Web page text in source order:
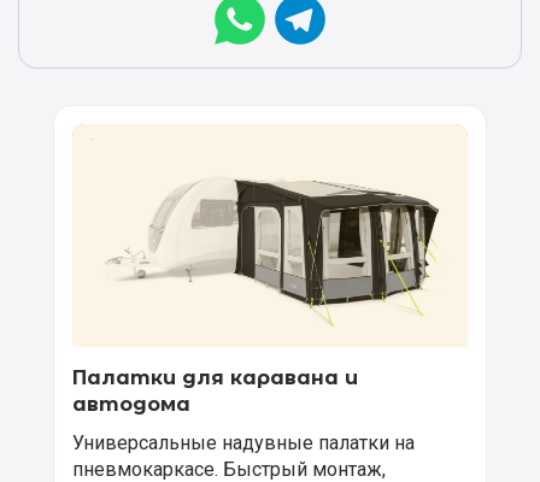
Палатки для каравана и
автодома
Универсальные надувные палатки на
пневмокаркасе. Быстрый монтаж,